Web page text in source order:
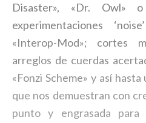
Disaster», «Dr. Owl»
experimentaciones
«Interop-Mod»; cortes
arreglos de cuerdas
«Fonzi Scheme» y así
que nos demuestran con
punto y engrasada